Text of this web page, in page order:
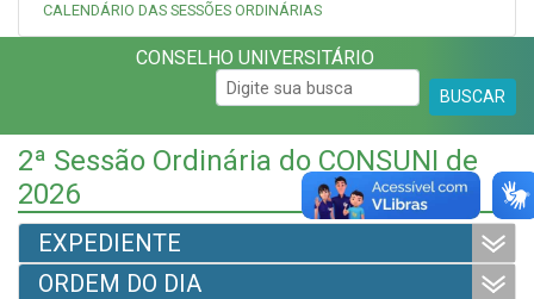
CALENDÁRIO DAS SESSÕES ORDINÁRIAS
CONSELHO UNIVERSITÁRIO
BUSCAR
2ª Sessão Ordinária do CONSUNI de
2026
EXPEDIENTE
ORDEM DO DIA